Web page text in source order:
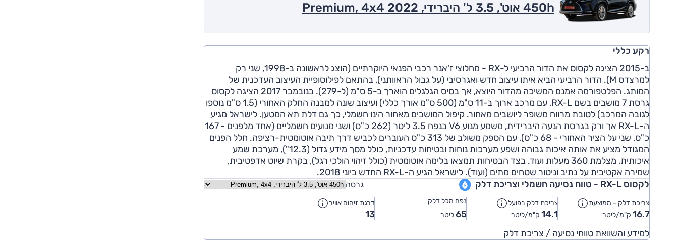
450h אוט', 3.5 ל' היברידי, Premium, 4x4 2022
רקע כללי
ב-2015 הציגה לקסוס את הדור הרביעי ל-RX - מחלוצי ז'אנר רכבי הפנאי היוקרתיים (הוצג לראשונה ב-1998, שני רק
למרצדס M). הדור הרביעי הביא איתו עיצוב חדש ואגרסיבי (על גבול הראוותני), בהתאם לפילוסופיית העיצוב העדכנית של
המותג. הפלטפורמה אמנם המשיכה מהדור היוצא, אך בסיס הגלגלים הוארך ב-5 ס"מ (ל-279). בנובמבר 2017 הציגה לקסוס
גרסת 7 מושבים בשם RX-L, עם מרכב ארוך ב-11 ס"מ (500 ס"מ אורך כללי) ועיצוב שונה למבנה החלק האחורי (1.5 ס"מ נוספו
לגובה המרכב) לטובת מרווח משופר ליושבים מאחור. קיפול המושבים מאחור הינו חשמלי, כך גם דלת תא המטען. לישראל מגיע
ה-RX-L אך ורק בגרסת הנעה היברידית, משמע מנוע V6 בנפח 3.5 ליטר (262 כ"ס) ושני מנועים חשמליים (אחד מלפנים - 167
כ"ס, שני על הציר האחורי - 68 כ"ס), עם הספק משולב של 313 כ"ס העוברים לכביש דרך תיבה אוטומטית-רציפה. חלל הפנים
המגודל מציע את אותה איכות גבוהה ושפע מערכות נוחות ובטיחות עדכניות, כולל מסך מידע גדול (12.3"), מערכת שמע
איכותית, מצלמת 360 מעלות ועוד. בצד הבטיחות תמצאו בלימה אוטומטית (כולל זיהוי הולכי רגל), בקרת שיוט אדפטיבית,
שמירה אקטיבית על נתיב וניטור שטחים מתים (ועוד). לישראל הגיע ה-RX-L החדש ביוני 2018.
לקסוס RX-L - טווח נסיעה חשמלי וצריכת דלק
גרסה
צריכת דלק - ממוצעת
16.7 ק"מ/ליטר
צריכת דלק בפועל
14.1 ק"מ/ליטר
נפח מכל דלק
65ליטר
דרגת זיהום אוויר
13
למידע והשוואת טווחי נסיעה / צריכת דלק